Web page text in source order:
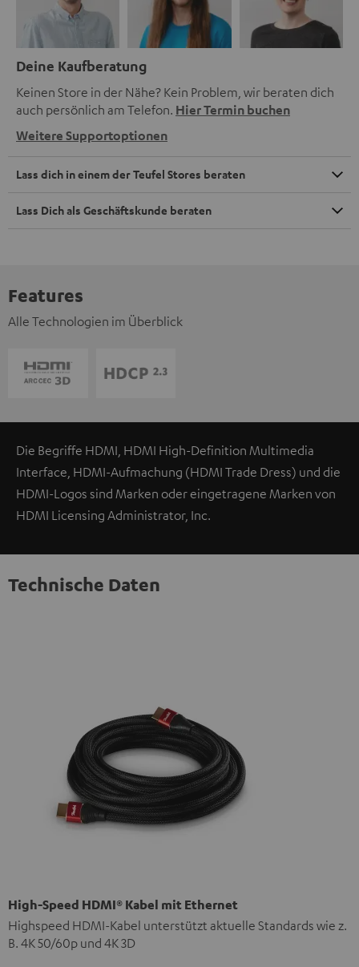
Deine Kaufberatung
Keinen Store in der Nähe? Kein Problem, wir beraten dich
auch persönlich am Telefon. Hier Termin buchen
Weitere Supportoptionen
Lass dich in einem der Teufel Stores beraten
Lass Dich als Geschäftskunde beraten
Features
Alle Technologien im Überblick
Die Begriffe HDMI, HDMI High-Definition Multimedia
Interface, HDMI-Aufmachung (HDMI Trade Dress) und die
HDMI-Logos sind Marken oder eingetragene Marken von
HDMI Licensing Administrator, Inc.
Technische Daten
High-Speed HDMI® Kabel mit Ethernet
Highspeed HDMI-Kabel unterstützt aktuelle Standards wie z.
B. 4K 50/60p und 4K 3D